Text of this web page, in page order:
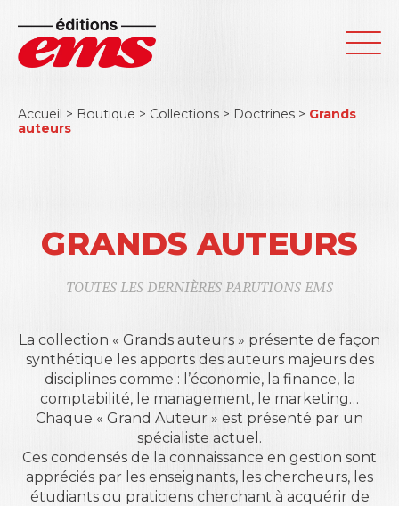
Accueil > Boutique > Collections > Doctrines > Grands
auteurs
GRANDS AUTEURS
TOUTES LES DERNIÈRES PARUTIONS EMS
La collection « Grands auteurs » présente de façon
synthétique les apports des auteurs majeurs des
disciplines comme : l’économie, la finance, la
comptabilité, le management, le marketing…
Chaque « Grand Auteur » est présenté par un
spécialiste actuel.
Ces condensés de la connaissance en gestion sont
appréciés par les enseignants, les chercheurs, les
étudiants ou praticiens cherchant à acquérir de